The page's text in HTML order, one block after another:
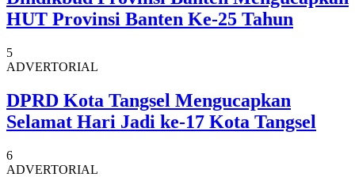
HUT Provinsi Banten Ke-25 Tahun
5
ADVERTORIAL
DPRD Kota Tangsel Mengucapkan
Selamat Hari Jadi ke-17 Kota Tangsel
6
ADVERTORIAL